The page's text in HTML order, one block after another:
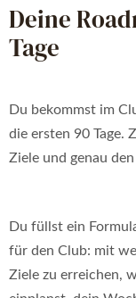
Deine
Tage
Du bekommst im
die ersten 90 Tage.
Ziele und genau
Du füllst ein
für den Club: mit
Ziele zu erreichen,